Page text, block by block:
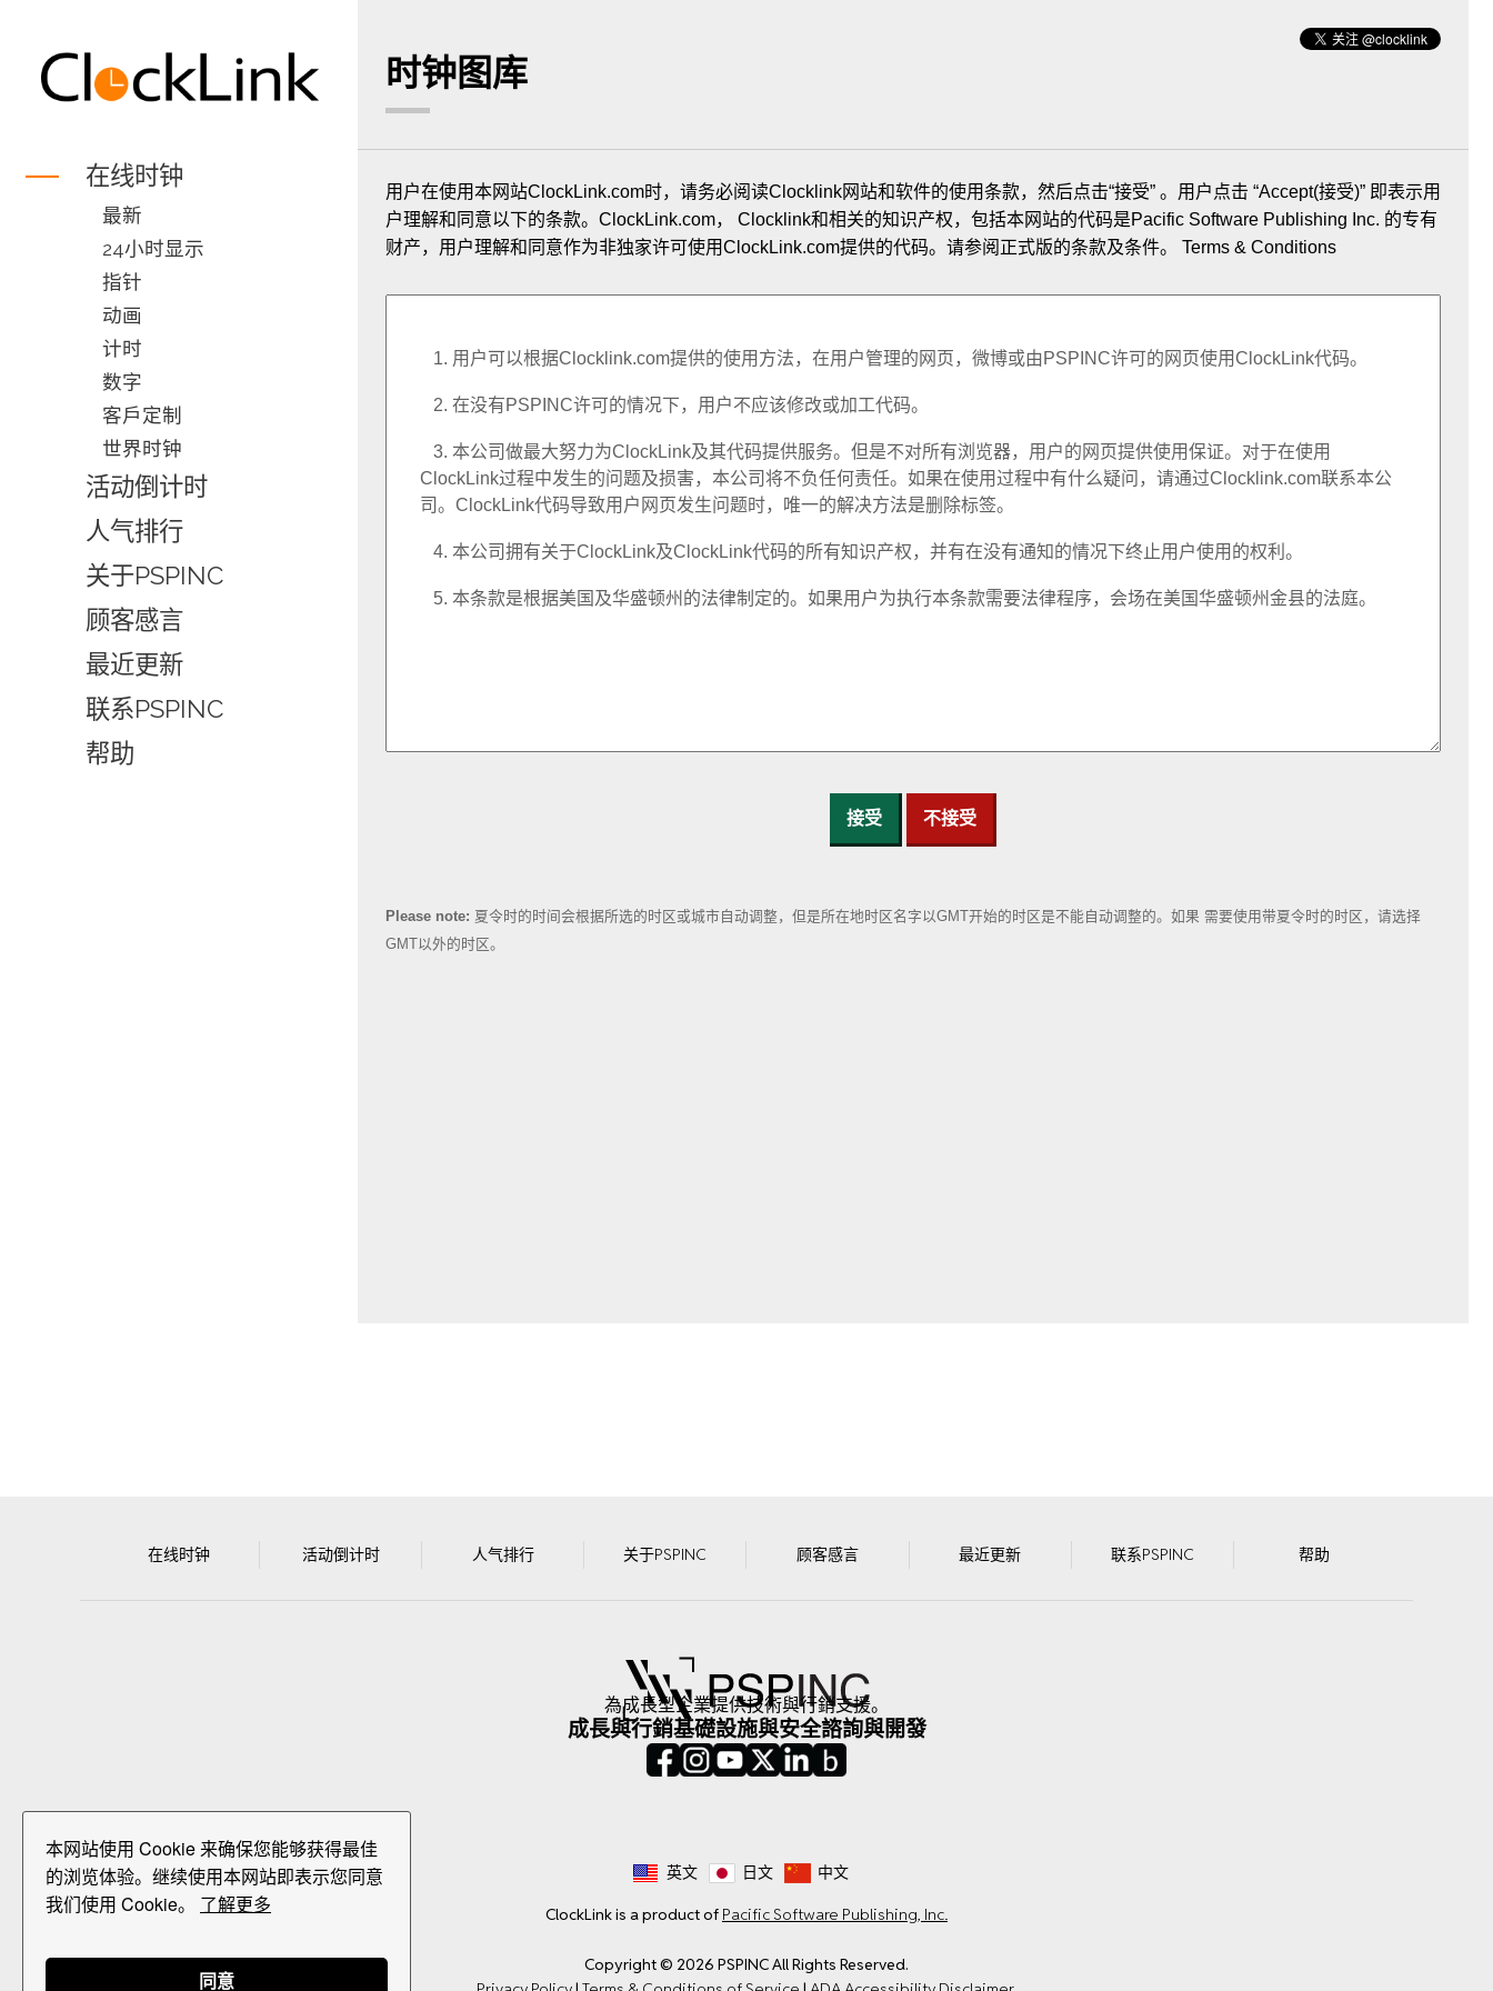
在线时钟
最新
24小时显示
指针
动画
计时
数字
客戶定制
世界时钟
活动倒计时
人气排行
关于PSPINC
顾客感言
最近更新
联系PSPINC
帮助
时钟图库
用户在使用本网站ClockLink.com时，请务必阅读Clocklink网站和软件的使用条款，然后点击“接受” 。用户点击 “Accept(接受)” 即表示用
户理解和同意以下的条款。ClockLink.com， Clocklink和相关的知识产权，包括本网站的代码是Pacific Software Publishing Inc. 的专有
财产，用户理解和同意作为非独家许可使用ClockLink.com提供的代码。请参阅正式版的条款及条件。 Terms & Conditions
接受 不接受
Please note: 夏令时的时间会根据所选的时区或城市自动调整，但是所在地时区名字以GMT开始的时区是不能自动调整的。如果 需要使用带夏令时的时区，请选择
GMT以外的时区。
在线时钟 活动倒计时 人气排行 关于PSPINC 顾客感言 最近更新 联系PSPINC 帮助
為成長型企業提供技術與行銷支援。
成長與行銷基礎設施與安全諮詢與開發
英文 日文 中文
ClockLink is a product of Pacific Software Publishing, Inc.
Copyright © 2026 PSPINC All Rights Reserved.
本网站使用 Cookie 来确保您能够获得最佳
的浏览体验。继续使用本网站即表示您同意
我们使用 Cookie。 了解更多
同意